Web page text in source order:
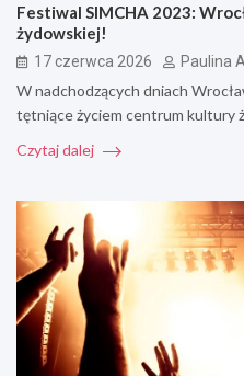
Festiwal SIMCHA 2023:
żydowskiej!
17 czerwca 2026 Paulina
W nadchodzących dniach
tętniące życiem centrum kultury
Czytaj dalej